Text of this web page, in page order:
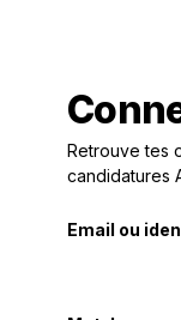
Retrouve tes
candidatures
Email ou